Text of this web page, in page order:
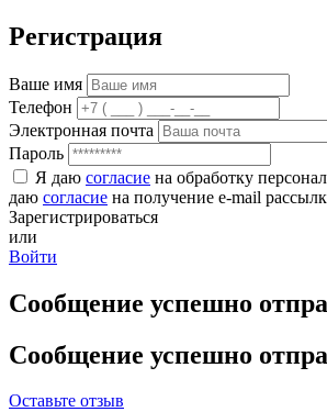
Регистрация
Ваше имя
Телефон
Электронная почта
Пароль
Я даю согласие на обработку
даю согласие на получение e-mail
Зарегистрироваться
или
Войти
Сообщение успешно
Сообщение успешно
Оставьте отзыв